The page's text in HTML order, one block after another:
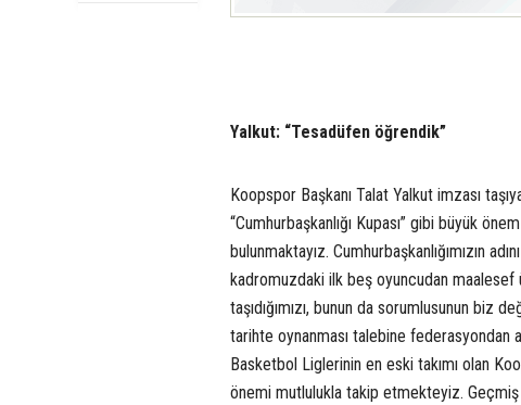
Yalkut: “Tesadüfen öğrendik”
Koopspor Başkanı Talat Yalkut imzası
“Cumhurbaşkanlığı Kupası” gibi büyük
bulunmaktayız. Cumhurbaşkanlığımızın
kadromuzdaki ilk beş oyuncudan maalesef
taşıdığımızı, bunun da sorumlusunun biz
tarihte oynanması talebine federasyondan
Basketbol Liglerinin en eski takımı olan
önemi mutlulukla takip etmekteyiz. Geçmiş